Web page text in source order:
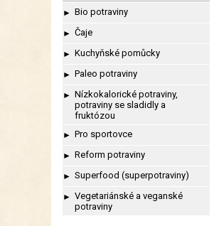
► Bio potraviny
► Čaje
► Kuchyňské pomůcky
► Paleo potraviny
► Nízkokalorické potraviny,
potraviny se sladidly a
fruktózou
► Pro sportovce
► Reform potraviny
► Superfood (superpotraviny)
► Vegetariánské a veganské
potraviny